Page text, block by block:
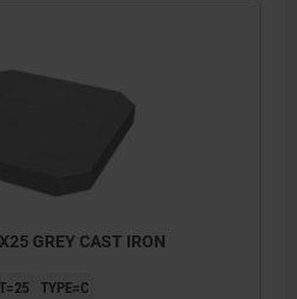
GREY CAST IRON
TYPE=C